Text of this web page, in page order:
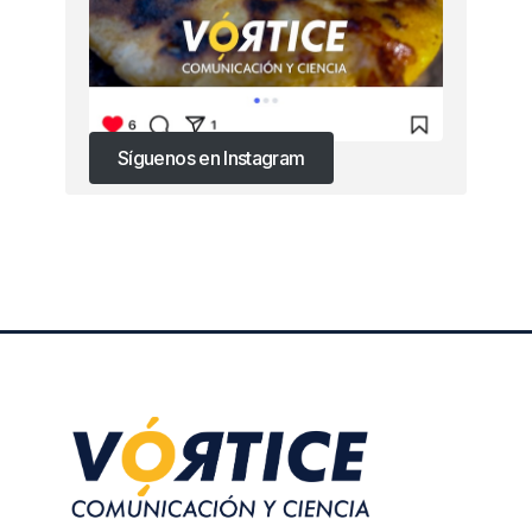
Síguenos en Instagram